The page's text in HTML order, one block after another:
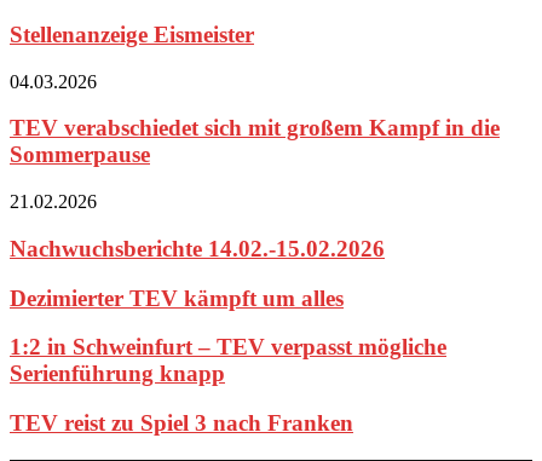
Stellenanzeige Eismeister
04.03.2026
TEV verabschiedet sich mit großem Kampf in die
Sommerpause
21.02.2026
Nachwuchsberichte 14.02.-15.02.2026
Dezimierter TEV kämpft um alles
1:2 in Schweinfurt – TEV verpasst mögliche
Serienführung knapp
TEV reist zu Spiel 3 nach Franken